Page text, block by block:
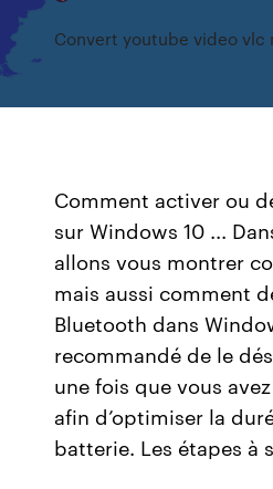
Convert youtube video vlc
Comment activer ou
sur Windows 10 ...
allons vous montrer
mais aussi comment
Bluetooth dans
recommandé de le
une fois que vous
afin d’optimiser la
batterie. Les étapes à